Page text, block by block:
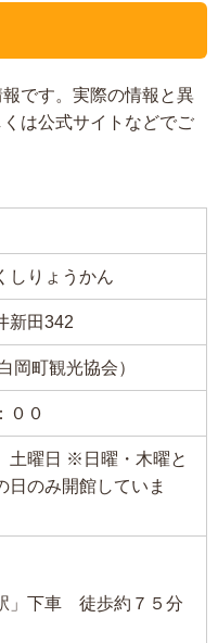
です。実際の情報と異
は公式サイトなどでご
しりょうかん
新田342
岡町観光協会）
００
土曜日 ※日曜・木曜と
日のみ開館していま
」下車 徒歩約７５分